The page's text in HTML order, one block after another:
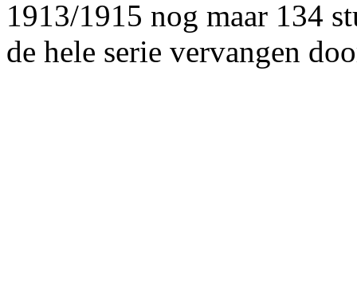
1913/1915 nog maar 134
de hele serie vervangen